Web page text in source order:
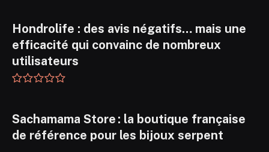
Hondrolife : des avis négatifs… mais une
efficacité qui convainc de nombreux
utilisateurs
Sachamama Store : la boutique française
de référence pour les bijoux serpent